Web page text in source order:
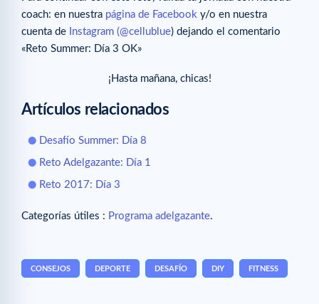
coach: en nuestra página de Facebook y/o en nuestra
cuenta de Instagram (@cellublue) dejando el comentario
«Reto Summer: Día 3 OK»
¡Hasta mañana, chicas!
Artículos relacionados
Desafío Summer: Día 8
Reto Adelgazante: Día 1
Reto 2017: Día 3
Categorías útiles : Programa adelgazante.
CONSEJOS DEPORTE DESAFÍO DIY FITNESS